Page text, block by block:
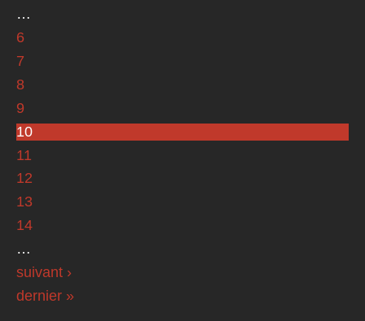
…
6
7
8
9
10
11
12
13
14
…
suivant ›
dernier »